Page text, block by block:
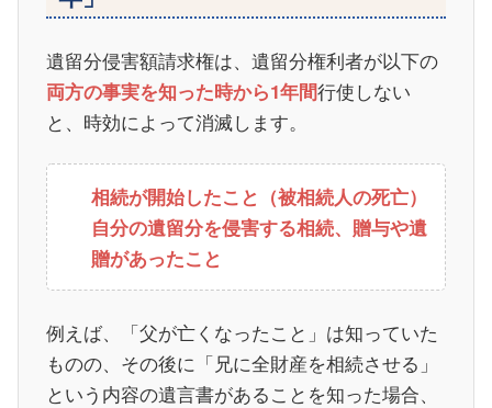
遺留分侵害額請求権は、遺留分権利者が以下の
両方の事実を知った時から1年間行使しない
と、時効によって消滅します。
相続が開始したこと（被相続人の死亡）
自分の遺留分を侵害する相続、贈与や遺
贈があったこと
例えば、「父が亡くなったこと」は知っていた
ものの、その後に「兄に全財産を相続させる」
という内容の遺言書があることを知った場合、